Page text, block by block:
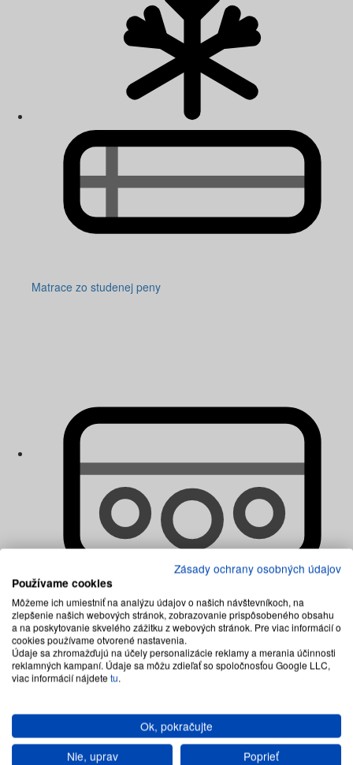
Matrace zo studenej peny
Matrace penové
Zásady ochrany osobných údajov
Používame cookies
Môžeme ich umiestniť na analýzu údajov o našich návštevníkoch, na
zlepšenie našich webových stránok, zobrazovanie prispôsobeného obsahu
a na poskytovanie skvelého zážitku z webových stránok. Pre viac informácií o
cookies používame otvorené nastavenia.
Údaje sa zhromažďujú na účely personalizácie reklamy a merania účinnosti
reklamných kampaní. Údaje sa môžu zdieľať so spoločnosťou Google LLC,
viac informácií nájdetetu.
Ok, pokračujte
Nie, uprav
Poprieť